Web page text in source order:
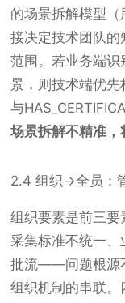
的场景拆解模型
接决定技术团队
范围。若业务端识
景，则技术端优
与
场景拆解不精准，
2.4 组织→全员：
组织要素是前三要
采集标准不统一
批流——问题根源
组织机制的串联。